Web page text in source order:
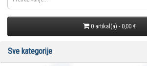
0 artikal(a) - 0,00 €
Sve kategorije